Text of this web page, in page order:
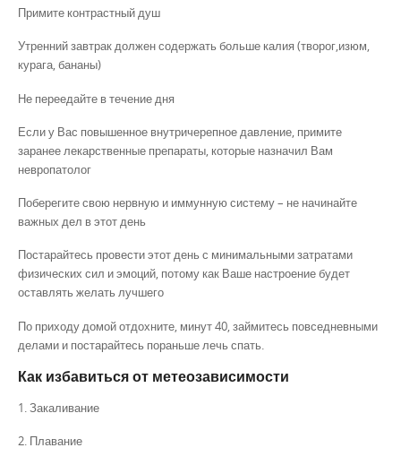
Примите контрастный душ
Утренний завтрак должен содержать больше калия (творог,изюм,
курага, бананы)
Не переедайте в течение дня
Если у Вас повышенное внутричерепное давление, примите
заранее лекарственные препараты, которые назначил Вам
невропатолог
Поберегите свою нервную и иммунную систему – не начинайте
важных дел в этот день
Постарайтесь провести этот день с минимальными затратами
физических сил и эмоций, потому как Ваше настроение будет
оставлять желать лучшего
По приходу домой отдохните, минут 40, займитесь повседневными
делами и постарайтесь пораньше лечь спать.
Как избавиться от метеозависимости
1. Закаливание
2. Плавание